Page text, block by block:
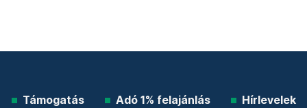
Támogatás Adó 1% felajánlás Hírlevelek